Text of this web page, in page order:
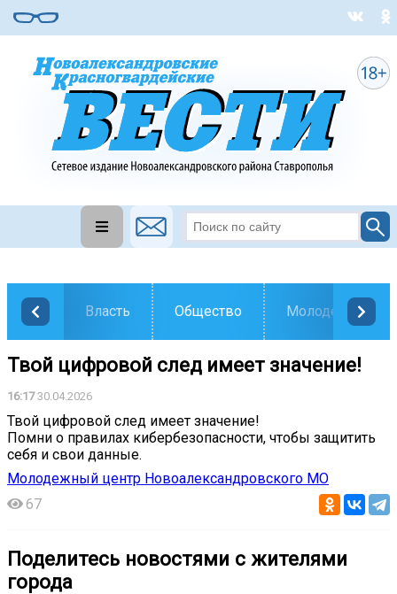
Власть Общество Молодежь
Твой цифровой след имеет значение!
16:1730.04.2026
Твой цифровой след имеет значение!
Помни о правилах кибербезопасности, чтобы защитить
себя и свои данные.
Молодежный центр Новоалександровского МО
67
Поделитесь новостями с жителями
города